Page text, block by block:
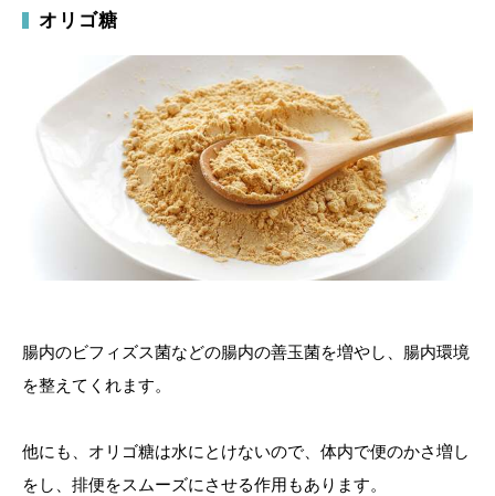
オリゴ糖
腸内のビフィズス菌などの腸内の善玉菌を増やし、腸内環境
を整えてくれます。
他にも、オリゴ糖は水にとけないので、体内で便のかさ増し
をし、排便をスムーズにさせる作用もあります。